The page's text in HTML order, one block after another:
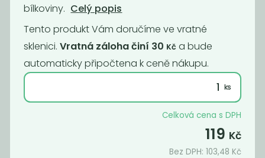
Kukuřice na
109
Lněné semínko
119 Kč / Kg
bílkoviny. Celý popis
Tento produkt Vám doručíme ve vratné
sklenici. Vratná záloha činí 30 Kč a bude
automaticky připočtena k ceně nákupu.
Celková cena s DPH
119 Kč
Bez DPH:103,48 Kč